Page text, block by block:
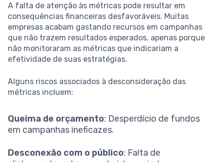
A falta de atenção às métricas pode resultar em
consequências financeiras desfavoráveis. Muitas
empresas acabam gastando recursos em campanhas
que não trazem resultados esperados, apenas porque
não monitoraram as métricas que indicariam a
efetividade de suas estratégias.
Alguns riscos associados à desconsideração das
métricas incluem:
Queima de orçamento: Desperdício de fundos
em campanhas ineficazes.
Desconexão com o público: Falta de